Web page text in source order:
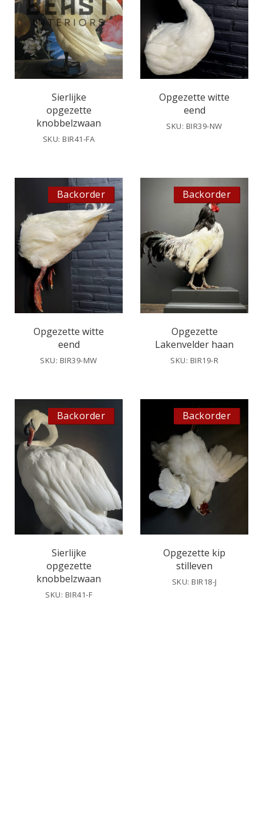
Sierlijke
opgezette
knobbelzwaan
SKU: BIR41-FA
Opgezette witte
eend
SKU: BIR39-NW
Backorder
Opgezette witte
eend
SKU: BIR39-MW
Backorder
Opgezette
Lakenvelder haan
SKU: BIR19-R
Backorder
Sierlijke
opgezette
knobbelzwaan
SKU: BIR41-F
Backorder
Opgezette kip
stilleven
SKU: BIR18-J